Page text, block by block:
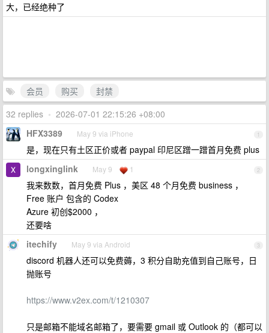
大，已经绝种了
会员 购买
封禁
32 replies • 2026-07-01 22:15:26 +08:00
1
HFX3389 May 9 via iPhone
是，现在只有土区正价或者 paypal 印尼区蹭一蹭首月免费 plus
2
longxinglink May 9 1
我来数数，首月免费 Plus ，美区 48 个月免费 business ，
Free 账户 包含的 Codex
Azure 初创$2000 ，
还要啥
3
itechify May 9 via Android
discord 机器人还可以免费薅，3 积分自助充值到自己账号，日
抛账号
https://www.v2ex.com/t/1210307
只是邮箱不能域名邮箱了，要需要 gmail 或 Outlook 的（都可以